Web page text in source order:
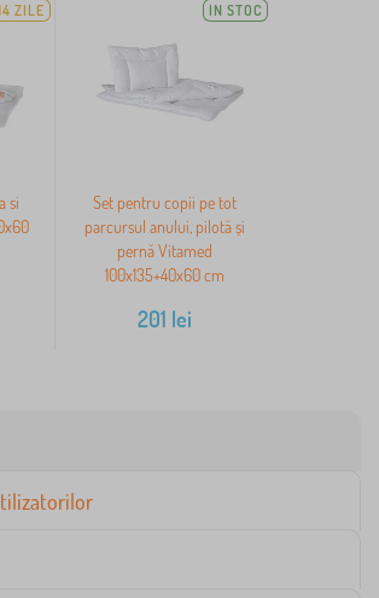
ZILE
si
IN STOC
Set pentru copii pe tot
parcursul anului, pilotă și
pernă Vitamed
100x135+40x60 cm
201 lei